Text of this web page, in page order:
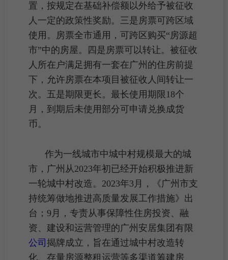
置，按规定在基础补偿额以外给予被征收
人一定的政策性奖励。三是房票可跨区域
使用。房票全市通用，可跨区购买“房源超
市”中的房屋 。四是房票可以转让。被征收
人所在户满足拥有一套在广州的住房前提
下，允许房票在本项目被征收人间转让一
次。五是期限更长。最长使用期限18个
月，到期后未使用部分可申请兑换成货
币。
作为一线城市中城中村规模最大的城
市，广州从2023年初已经开始积极推进新
一轮城中村改造。2023年3月，《广州市支
持统筹做地推进高质量发展工作措施》出
台；9月，专责从事保障性住房投资、融
资、建设和运营管理的广州安居集团有限
公司 揭牌成立，旨在通过城中村改造转
化、存量房源整租 运营等多渠道筹建房